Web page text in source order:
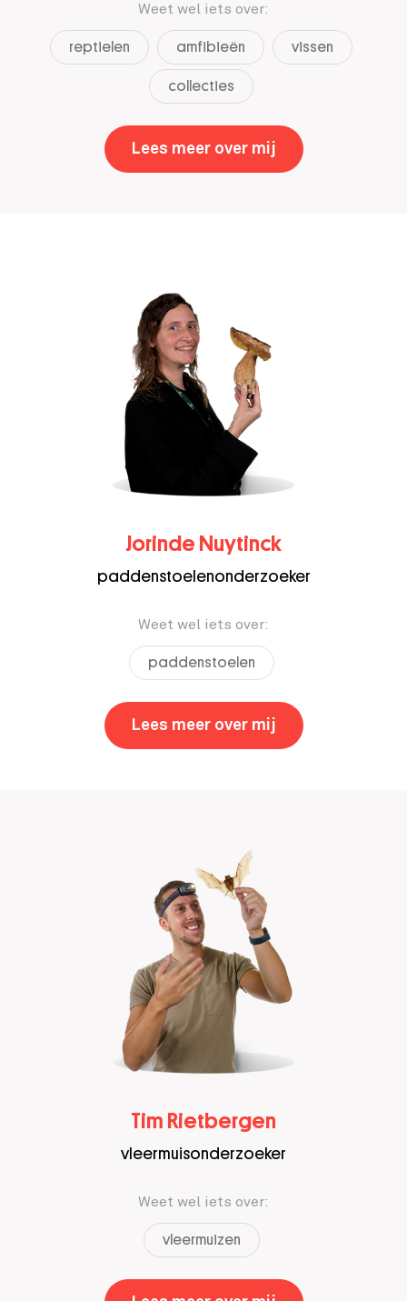
Weet wel iets over:
reptielen amfibieën vissen
collecties
Lees meer over mij Esther Dondorp
Jorinde Nuytinck
paddenstoelenonderzoeker
Weet wel iets over:
paddenstoelen
Lees meer over mij Jorinde
Tim Rietbergen
vleermuisonderzoeker
Weet wel iets over:
vleermuizen